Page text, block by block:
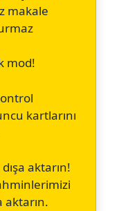
makale
mod!
kartlarını
aktarın!
aktarın.